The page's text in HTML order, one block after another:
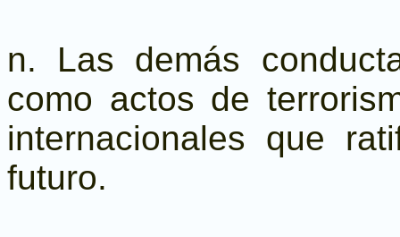
n. Las demás
como actos de
internacionales que
futuro.